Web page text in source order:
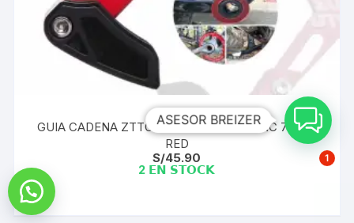
GUIA CADENA ZTTO BB80 ALUMINIO CNC 7075 |
RED
S/45.90
2 𝗘𝗡 𝗦𝗧𝗢𝗖𝗞
ASESOR BREIZER
1